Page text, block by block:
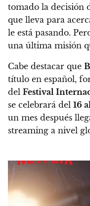
tomado la decisión
que lleva para
le está pasando.
una última misión
Cabe destacar que
título en español,
del Festival
se celebrará del 16
un mes después
streaming a nivel